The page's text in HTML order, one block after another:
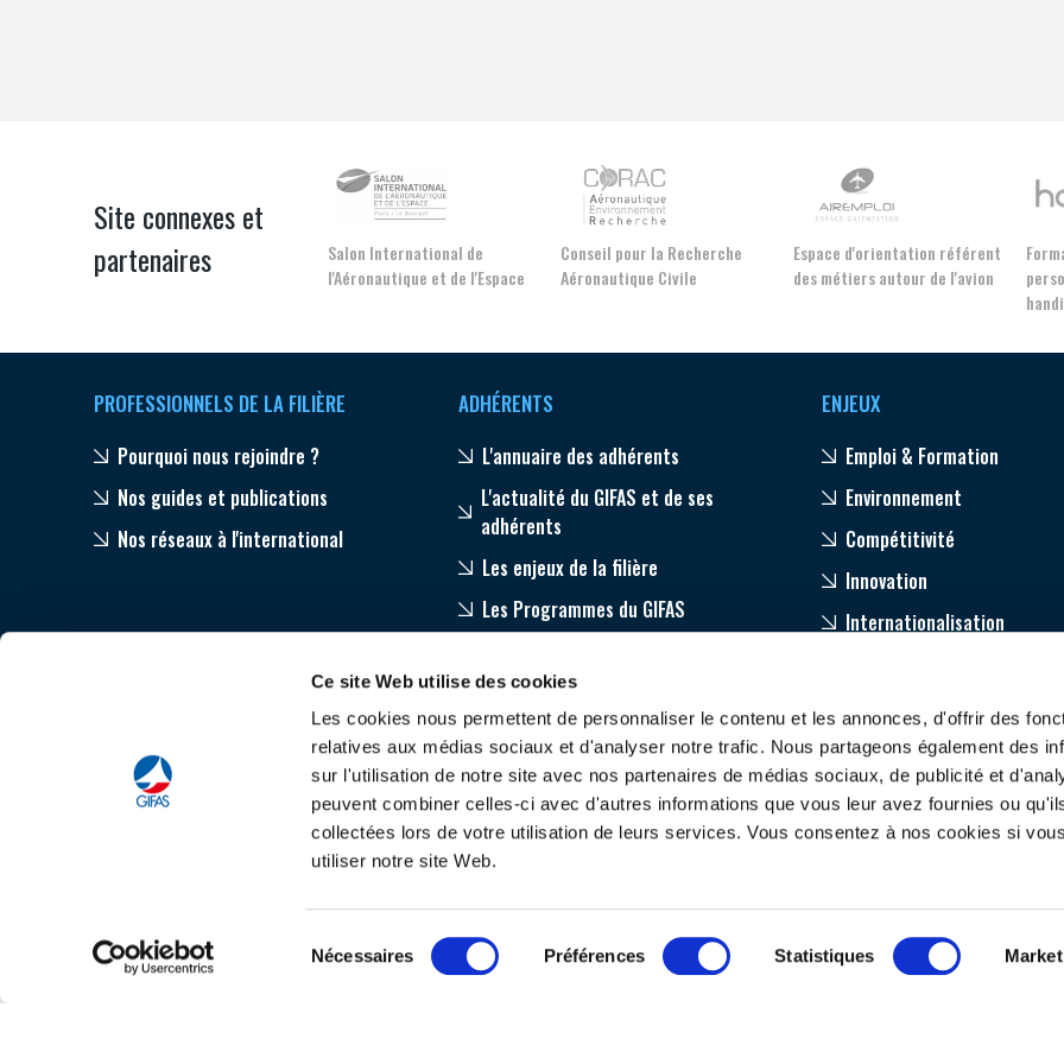
Ce site Web utilise des cookies
Les cookies nous permettent de personnaliser le contenu et les annonces, d'offrir des
relatives aux médias sociaux et d'analyser notre trafic. Nous partageons également des
sur l'utilisation de notre site avec nos partenaires de médias sociaux, de publicité et
peuvent combiner celles-ci avec d'autres informations que vous leur avez fournies ou
collectées lors de votre utilisation de leurs services. Vous consentez à nos cookies si
utiliser notre site Web.
du
Nécessaires Préférences Statistiques
Site connexes et
partenaires
Salon International de
l'Aéronautique et de l'Espace
Conseil pour la Recherche
Aéronautique Civile
Espace d'orientation référent
des métiers autour de l'avion
PROFESSIONNELS DE LA FILIÈRE
Pourquoi nous rejoindre ?
Nos guides et publications
Nos réseaux à l'international
ADHÉRENTS
L'annuaire des adhérents
L'actualité du GIFAS et de ses
adhérents
Les enjeux de la filière
Les Programmes du GIFAS
Accompagnement de nos adhérents
ENJEUX
Emploi & Formation
Environnement
Compétitivité
Innovation
Internationalisation